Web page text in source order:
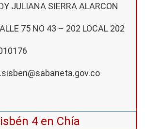
JULIANA SIERRA ALARCON
75 NO 43 – 202 LOCAL 202
4 en Chía